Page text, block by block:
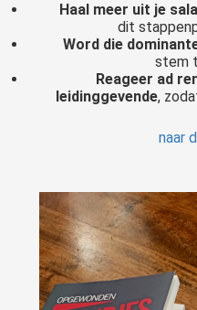
Haal meer uit je
dit
Word die
stem
Reageer ad
leidinggevende,
naar